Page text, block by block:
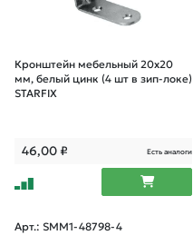
Кронштейн мебельный 20х20
мм, белый цинк (4 шт в зип-локе)
STARFIX
46,00₽ Есть аналоги
Арт.: SMM1-48798-4